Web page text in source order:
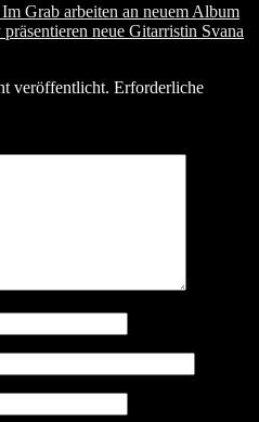
Grab arbeiten an neuem Album
neue Gitarristin Svana
veröffentlicht. Erforderliche